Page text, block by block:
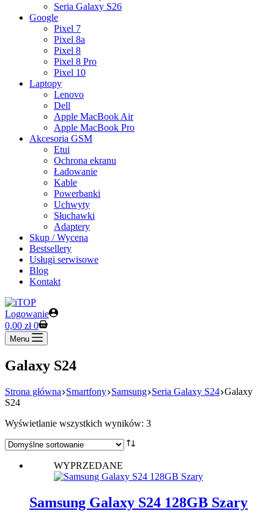
Seria Galaxy S26
Google
Pixel 7
Pixel 8a
Pixel 8
Pixel 8 Pro
Pixel 10
Laptopy
Lenovo
Dell
Apple MacBook Air
Apple MacBook Pro
Akcesoria GSM
Etui
Ochrona ekranu
Ładowanie
Kable
Powerbanki
Uchwyty
Słuchawki
Adaptery
Skup / Wycena
Bestsellery
Usługi serwisowe
Blog
Kontakt
Logowanie
Koszyk
0,00 zł 0
Menu
Galaxy S24
Strona główna Smartfony Samsung Seria Galaxy S24 Galaxy
S24
Wyświetlanie wszystkich wyników: 3
WYPRZEDANE
Samsung Galaxy S24 128GB Szary